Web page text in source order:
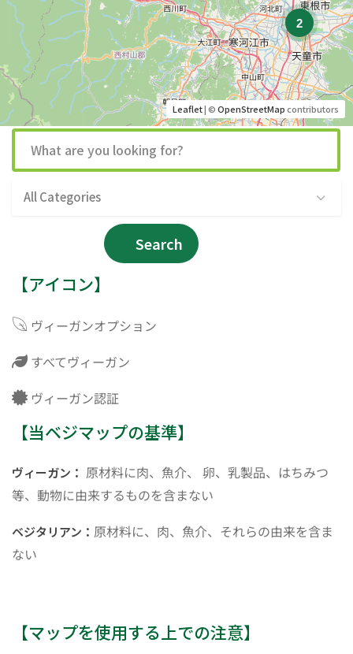
2
Leaflet| ©OpenStreetMapcontributors
All Categories
Search
【アイコン】
ヴィーガンオプション
すべてヴィーガン
ヴィーガン認証
【当ベジマップの基準】
ヴィーガン： 原材料に肉、魚介、 卵、乳製品、はちみつ
等、動物に由来するものを含まない
ベジタリアン： 原材料に、肉、魚介、それらの由来を含ま
ない
【マップを使用する上での注意】